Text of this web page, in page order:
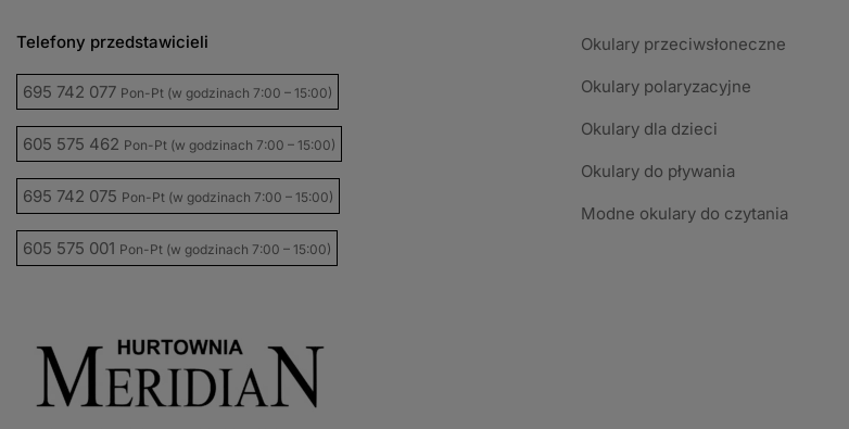
Telefony przedstawicieli
695 742 077 Pon-Pt (w godzinach 7:00 – 15:00)
605 575 462 Pon-Pt (w godzinach 7:00 – 15:00)
695 742 075 Pon-Pt (w godzinach 7:00 – 15:00)
605 575 001 Pon-Pt (w godzinach 7:00 – 15:00)
Okulary przeciwsłoneczne
Okulary polaryzacyjne
Okulary dla dzieci
Okulary do pływania
Modne okulary do czytania